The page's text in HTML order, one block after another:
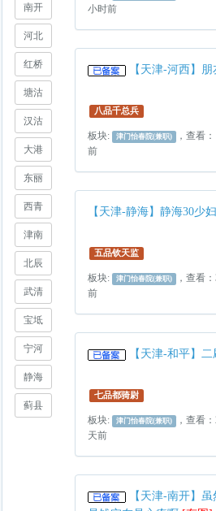
南开
河北
红桥
塘沽
汉沽
大港
东丽
西青
津南
北辰
武清
宝坻
宁河
静海
蓟县
小时前
【天津-河西】
八品千总兵
板块: 津门怡春院(兼职)
，查看
前
【天津-静海】静海30少
五品钦天监
板块: 津门怡春院(兼职)
，查看
前
【天津-和平】
七品都骑尉
板块: 津门怡春院(兼职)
，查看
天前
【天津-南开】